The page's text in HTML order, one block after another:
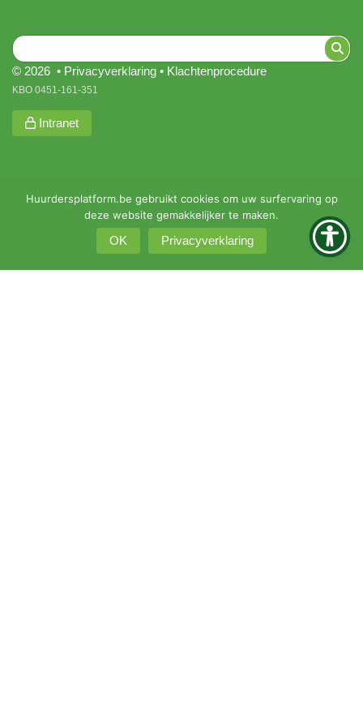
© 2026 • Privacyverklaring • Klachtenprocedure
KBO 0451-161-351
Intranet
Huurdersplatform.be gebruikt cookies om uw surfervaring op
deze website gemakkelijker te maken.
OK Privacyverklaring